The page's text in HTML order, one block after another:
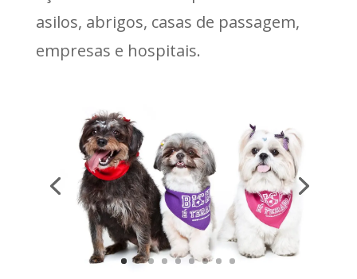
asilos, abrigos, casas de passagem,
empresas e hospitais.